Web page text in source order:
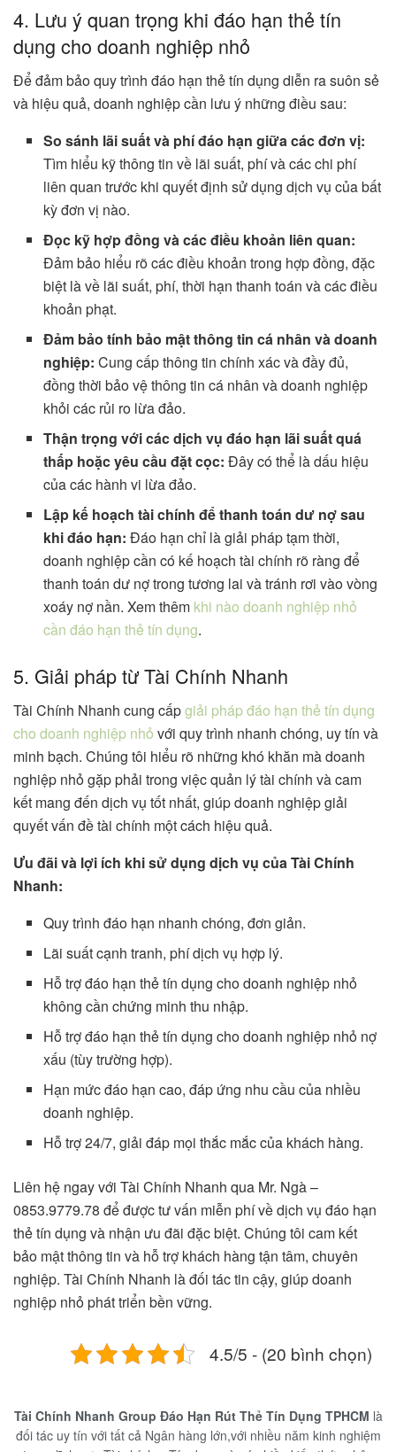
4. Lưu ý quan trọng khi đáo hạn thẻ tín
dụng cho doanh nghiệp nhỏ
Để đảm bảo quy trình đáo hạn thẻ tín dụng diễn ra suôn sẻ
và hiệu quả, doanh nghiệp cần lưu ý những điều sau:
So sánh lãi suất và phí đáo hạn giữa các đơn vị:
Tìm hiểu kỹ thông tin về lãi suất, phí và các chi phí
liên quan trước khi quyết định sử dụng dịch vụ của bất
kỳ đơn vị nào.
Đọc kỹ hợp đồng và các điều khoản liên quan:
Đảm bảo hiểu rõ các điều khoản trong hợp đồng, đặc
biệt là về lãi suất, phí, thời hạn thanh toán và các điều
khoản phạt.
Đảm bảo tính bảo mật thông tin cá nhân và doanh
nghiệp: Cung cấp thông tin chính xác và đầy đủ,
đồng thời bảo vệ thông tin cá nhân và doanh nghiệp
khỏi các rủi ro lừa đảo.
Thận trọng với các dịch vụ đáo hạn lãi suất quá
thấp hoặc yêu cầu đặt cọc: Đây có thể là dấu hiệu
của các hành vi lừa đảo.
Lập kế hoạch tài chính để thanh toán dư nợ sau
khi đáo hạn: Đáo hạn chỉ là giải pháp tạm thời,
doanh nghiệp cần có kế hoạch tài chính rõ ràng để
thanh toán dư nợ trong tương lai và tránh rơi vào vòng
xoáy nợ nần. Xem thêm khi nào doanh nghiệp nhỏ
cần đáo hạn thẻ tín dụng.
5. Giải pháp từ Tài Chính Nhanh
Tài Chính Nhanh cung cấpgiải pháp đáo hạn thẻ tín dụng
cho doanh nghiệp nhỏ với quy trình nhanh chóng, uy tín và
minh bạch. Chúng tôi hiểu rõ những khó khăn mà doanh
nghiệp nhỏ gặp phải trong việc quản lý tài chính và cam
kết mang đến dịch vụ tốt nhất, giúp doanh nghiệp giải
quyết vấn đề tài chính một cách hiệu quả.
Ưu đãi và lợi ích khi sử dụng dịch vụ của Tài Chính
Nhanh:
Quy trình đáo hạn nhanh chóng, đơn giản.
Lãi suất cạnh tranh, phí dịch vụ hợp lý.
Hỗ trợ đáo hạn thẻ tín dụng cho doanh nghiệp nhỏ
không cần chứng minh thu nhập.
Hỗ trợ đáo hạn thẻ tín dụng cho doanh nghiệp nhỏ nợ
xấu (tùy trường hợp).
Hạn mức đáo hạn cao, đáp ứng nhu cầu của nhiều
doanh nghiệp.
Hỗ trợ 24/7, giải đáp mọi thắc mắc của khách hàng.
Liên hệ ngay với Tài Chính Nhanh qua Mr. Ngà –
0853.9779.78 để được tư vấn miễn phí về dịch vụ đáo hạn
thẻ tín dụng và nhận ưu đãi đặc biệt. Chúng tôi cam kết
bảo mật thông tin và hỗ trợ khách hàng tận tâm, chuyên
nghiệp. Tài Chính Nhanh là đối tác tin cậy, giúp doanh
nghiệp nhỏ phát triển bền vững.
4.5/5 - (20 bình chọn)
Tài Chính Nhanh Group Đáo Hạn Rút Thẻ Tín Dụng TPHCM là
đối tác uy tín với tất cả Ngân hàng lớn,với nhiều năm kinh nghiệm